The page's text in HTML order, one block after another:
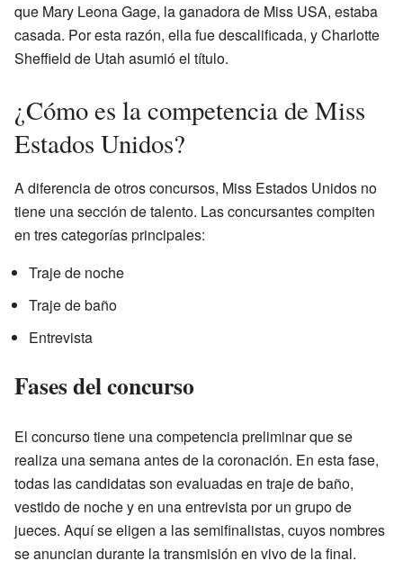
que Mary Leona Gage, la ganadora de Miss USA, estaba
casada. Por esta razón, ella fue descalificada, y Charlotte
Sheffield de Utah asumió el título.
¿Cómo es la competencia de Miss
Estados Unidos?
A diferencia de otros concursos, Miss Estados Unidos no
tiene una sección de talento. Las concursantes compiten
en tres categorías principales:
Traje de noche
Traje de baño
Entrevista
Fases del concurso
El concurso tiene una competencia preliminar que se
realiza una semana antes de la coronación. En esta fase,
todas las candidatas son evaluadas en traje de baño,
vestido de noche y en una entrevista por un grupo de
jueces. Aquí se eligen a las semifinalistas, cuyos nombres
se anuncian durante la transmisión en vivo de la final.